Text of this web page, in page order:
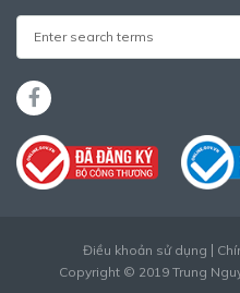
Điều khoản sử dụng
Copyright © 2019 Trung